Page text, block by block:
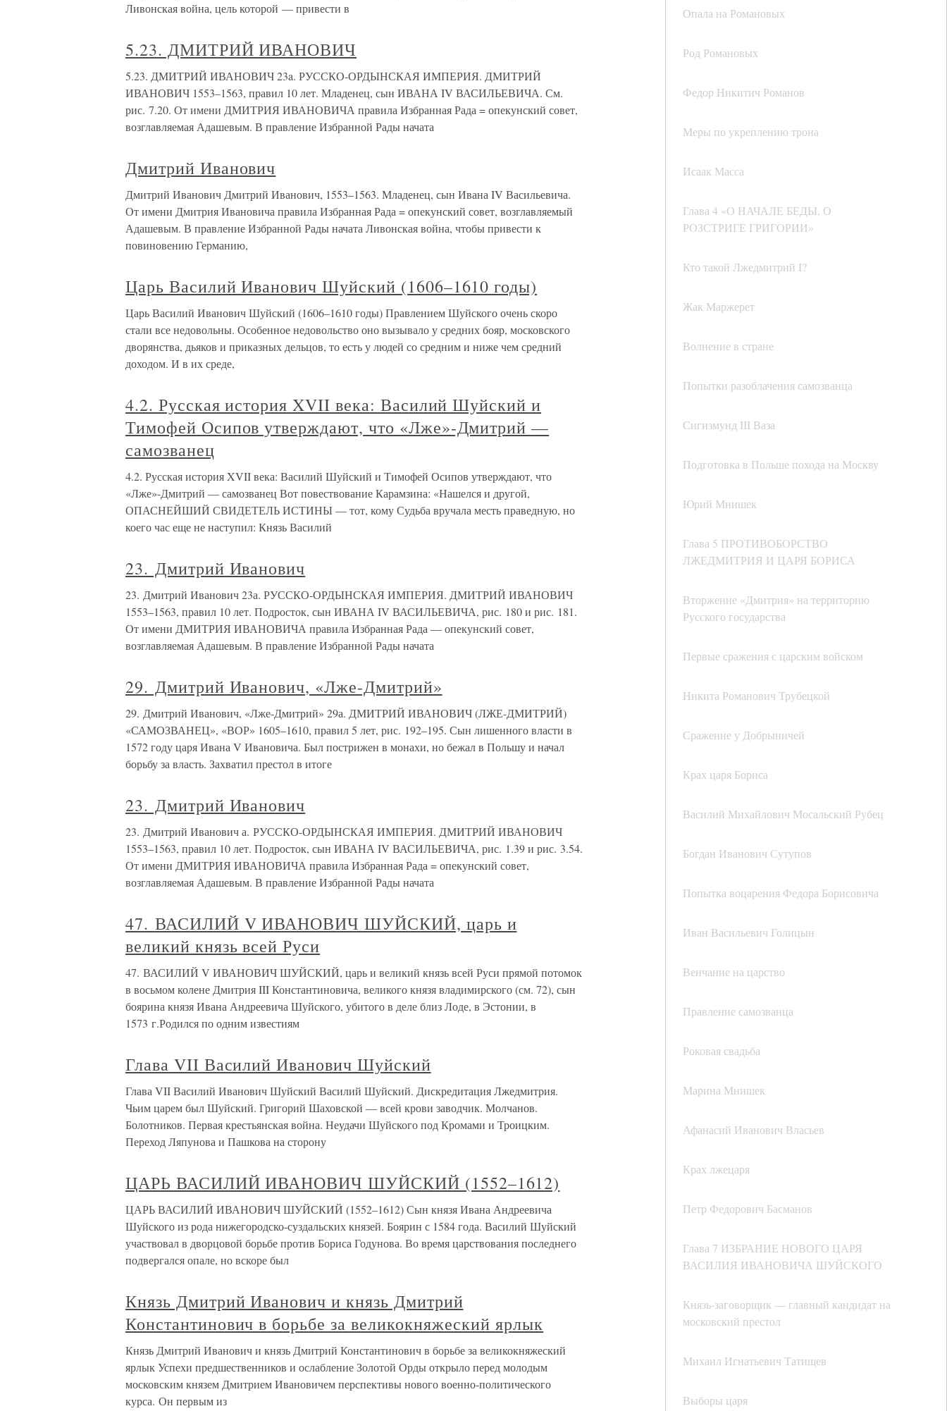
Опала на Романовых
Род Романовых
Федор Никитич Романов
Меры по укреплению трона
Исаак Масса
Глава 4 «О НАЧАЛЕ БЕДЫ, О
РОЗСТРИГЕ ГРИГОРИИ»
Кто такой Лжедмитрий I?
Жак Маржерет
Волнение в стране
Попытки разоблачения самозванца
Сигизмунд III Ваза
Подготовка в Польше похода на Москву
Юрий Мнишек
Глава 5 ПРОТИВОБОРСТВО
ЛЖЕДМИТРИЯ И ЦАРЯ БОРИСА
Вторжение «Дмитрия» на территорию
Русского государства
Первые сражения с царским войском
Никита Романович Трубецкой
Сражение у Добрыничей
Крах царя Бориса
Василий Михайлович Мосальский Рубец
Богдан Иванович Сутупов
Попытка воцарения Федора Борисовича
Иван Васильевич Голицын
Венчание на царство
Правление самозванца
Роковая свадьба
Марина Мнишек
Афанасий Иванович Власьев
Крах лжецаря
Петр Федорович Басманов
Глава 7 ИЗБРАНИЕ НОВОГО ЦАРЯ
ВАСИЛИЯ ИВАНОВИЧА ШУЙСКОГО
Князь-заговорщик — главный кандидат на
московский престол
Михаил Игнатьевич Татищев
Выборы царя
Ливонская война, цель которой — привести в
5.23. ДМИТРИЙ ИВАНОВИЧ
5.23. ДМИТРИЙ ИВАНОВИЧ 23a. РУССКО-ОРДЫНСКАЯ ИМПЕРИЯ. ДМИТРИЙ
ИВАНОВИЧ 1553–1563, правил 10 лет. Младенец, сын ИВАНА IV ВАСИЛЬЕВИЧА. См.
рис. 7.20. От имени ДМИТРИЯ ИВАНОВИЧА правила Избранная Рада = опекунский совет,
возглавляемая Адашевым. В правление Избранной Рады начата
Дмитрий Иванович
Дмитрий Иванович Дмитрий Иванович, 1553–1563. Младенец, сын Ивана IV Васильевича.
От имени Дмитрия Ивановича правила Избранная Рада = опекунский совет, возглавляемый
Адашевым. В правление Избранной Рады начата Ливонская война, чтобы привести к
повиновению Германию,
Царь Василий Иванович Шуйский (1606–1610 годы)
Царь Василий Иванович Шуйский (1606–1610 годы) Правлением Шуйского очень скоро
стали все недовольны. Особенное недовольство оно вызывало у средних бояр, московского
дворянства, дьяков и приказных дельцов, то есть у людей со средним и ниже чем средний
доходом. И в их среде,
4.2. Русская история XVII века: Василий Шуйский и
Тимофей Осипов утверждают, что «Лже»-Дмитрий —
самозванец
4.2. Русская история XVII века: Василий Шуйский и Тимофей Осипов утверждают, что
«Лже»-Дмитрий — самозванец Вот повествование Карамзина: «Нашелся и другой,
ОПАСНЕЙШИЙ СВИДЕТЕЛЬ ИСТИНЫ — тот, кому Судьба вручала месть праведную, но
коего час еще не наступил: Князь Василий
23. Дмитрий Иванович
23. Дмитрий Иванович 23а. РУССКО-ОРДЫНСКАЯ ИМПЕРИЯ. ДМИТРИЙ ИВАНОВИЧ
1553–1563, правил 10 лет. Подросток, сын ИВАНА IV ВАСИЛЬЕВИЧА, рис. 180 и рис. 181.
От имени ДМИТРИЯ ИВАНОВИЧА правила Избранная Рада — опекунский совет,
возглавляемая Адашевым. В правление Избранной Рады начата
29. Дмитрий Иванович, «Лже-Дмитрий»
29. Дмитрий Иванович, «Лже-Дмитрий» 29а. ДМИТРИЙ ИВАНОВИЧ (ЛЖЕ-ДМИТРИЙ)
«САМОЗВАНЕЦ», «ВОР» 1605–1610, правил 5 лет, рис. 192–195. Сын лишенного власти в
1572 году царя Ивана V Ивановича. Был пострижен в монахи, но бежал в Польшу и начал
борьбу за власть. Захватил престол в итоге
23. Дмитрий Иванович
23. Дмитрий Иванович а. РУССКО-ОРДЫНСКАЯ ИМПЕРИЯ. ДМИТРИЙ ИВАНОВИЧ
1553–1563, правил 10 лет. Подросток, сын ИВАНА IV ВАСИЛЬЕВИЧА, рис. 1.39 и рис. 3.54.
От имени ДМИТРИЯ ИВАНОВИЧА правила Избранная Рада = опекунский совет,
возглавляемая Адашевым. В правление Избранной Рады начата
47. ВАСИЛИЙ V ИВАНОВИЧ ШУЙСКИЙ, царь и
великий князь всей Руси
47. ВАСИЛИЙ V ИВАНОВИЧ ШУЙСКИЙ, царь и великий князь всей Руси прямой потомок
в восьмом колене Дмитрия III Константиновича, великого князя владимирского (см. 72), сын
боярина князя Ивана Андреевича Шуйского, убитого в деле близ Лоде, в Эстонии, в
1573 г.Родился по одним известиям
Глава VII Василий Иванович Шуйский
Глава VII Василий Иванович Шуйский Василий Шуйский. Дискредитация Лжедмитрия.
Чьим царем был Шуйский. Григорий Шаховской — всей крови заводчик. Молчанов.
Болотников. Первая крестьянская война. Неудачи Шуйского под Кромами и Троицким.
Переход Ляпунова и Пашкова на сторону
ЦАРЬ ВАСИЛИЙ ИВАНОВИЧ ШУЙСКИЙ (1552–1612)
ЦАРЬ ВАСИЛИЙ ИВАНОВИЧ ШУЙСКИЙ (1552–1612) Сын князя Ивана Андреевича
Шуйского из рода нижегородско-суздальских князей. Боярин с 1584 года. Василий Шуйский
участвовал в дворцовой борьбе против Бориса Годунова. Во время царствования последнего
подвергался опале, но вскоре был
Князь Дмитрий Иванович и князь Дмитрий
Константинович в борьбе за великокняжеский ярлык
Князь Дмитрий Иванович и князь Дмитрий Константинович в борьбе за великокняжеский
ярлык Успехи предшественников и ослабление Золотой Орды открыло перед молодым
московским князем Дмитрием Ивановичем перспективы нового военно-политического
курса. Он первым из